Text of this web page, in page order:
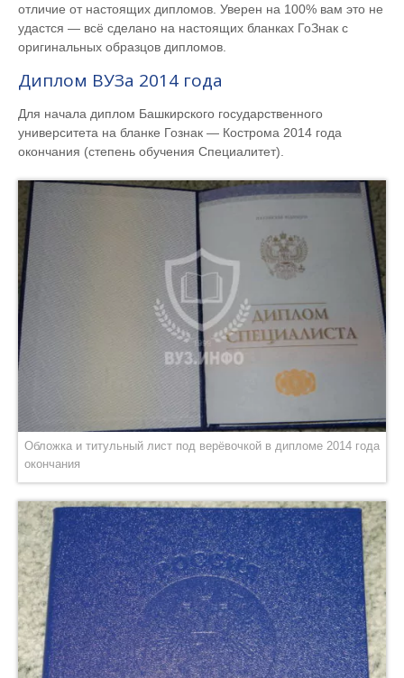
отличие от настоящих дипломов. Уверен на 100% вам это не
удастся — всё сделано на настоящих бланках ГоЗнак с
оригинальных образцов дипломов.
Диплом ВУЗа 2014 года
Для начала диплом Башкирского государственного
университета на бланке Гознак — Кострома 2014 года
окончания (степень обучения Специалитет).
Обложка и титульный лист под верёвочкой в дипломе 2014 года
окончания